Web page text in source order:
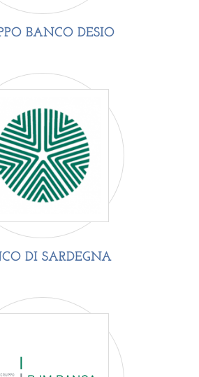
BANCO DESIO
DI SARDEGNA